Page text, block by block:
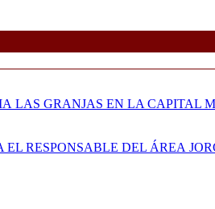
LAS GRANJAS EN LA CAPITAL
RESPONSABLE DEL ÁREA